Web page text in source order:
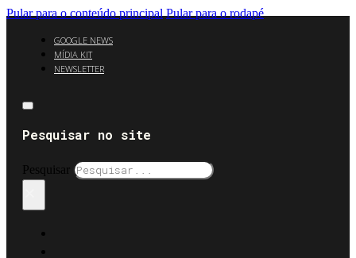
Pular para o conteúdo principal Pular para o rodapé
GOOGLE NEWS
MÍDIA KIT
NEWSLETTER
Pesquisar no site
Pesquisar